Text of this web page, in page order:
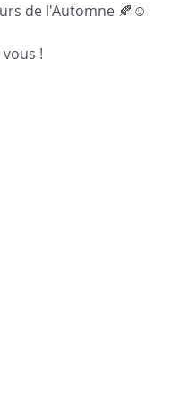
de l'Automne 🍂☺️
!